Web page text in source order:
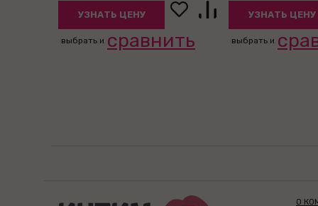
УЗНАТЬ ЦЕНУ
выбрать и сравнить
УЗНАТЬ ЦЕНУ
выбрать и
О